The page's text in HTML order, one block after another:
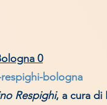
0
bologna
Respighi, a cura di